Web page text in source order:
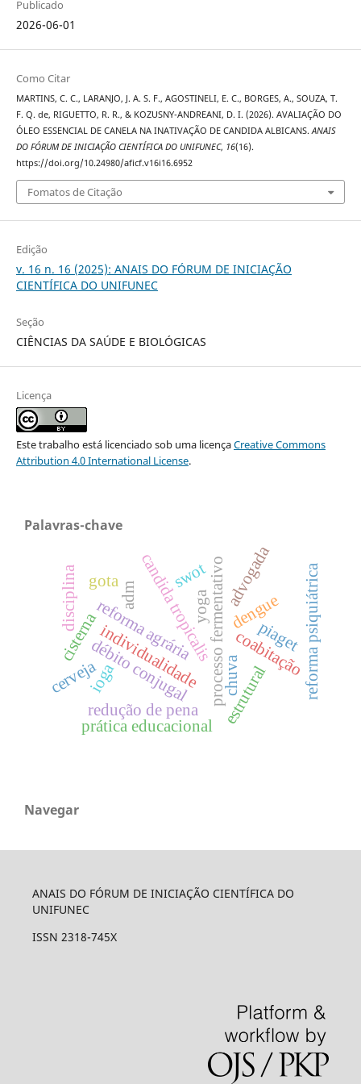
Publicado
2026-06-01
Como Citar
MARTINS, C. C., LARANJO, J. A. S. F., AGOSTINELI, E. C., BORGES, A., SOUZA, T.
F. Q. de, RIGUETTO, R. R., & KOZUSNY-ANDREANI, D. I. (2026). AVALIAÇÃO DO
ÓLEO ESSENCIAL DE CANELA NA INATIVAÇÃO DE CANDIDA ALBICANS.ANAIS
DO FÓRUM DE INICIAÇÃO CIENTÍFICA DO UNIFUNEC, 16(16).
https://doi.org/10.24980/aficf.v16i16.6952
Fomatos de Citação
Edição
v. 16 n. 16 (2025): ANAIS DO FÓRUM DE INICIAÇÃO
CIENTÍFICA DO UNIFUNEC
Seção
CIÊNCIAS DA SAÚDE E BIOLÓGICAS
Licença
Este trabalho está licenciado sob uma licençaCreative Commons
Attribution 4.0 International License.
Palavras-chave
dengue
processo fermentativo
candida tropicalis
reforma agrária
estrutural
coabitação
débito conjugal chuva reforma psiquiátrica
adm
redução de pena
cisterna
prática educacional
disciplina advogada
ioga
yoga
gota
cerveja
swot
individualidade piaget
Navegar
ANAIS DO FÓRUM DE INICIAÇÃO CIENTÍFICA DO
UNIFUNEC
ISSN 2318-745X